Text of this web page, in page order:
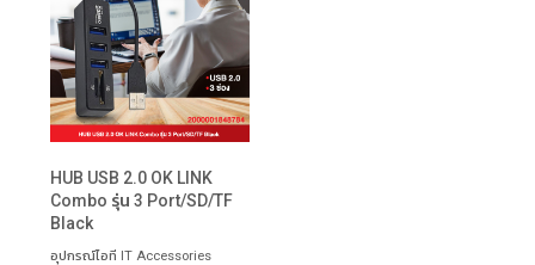
HUB USB 2.0 OK LINK
Combo รุ่น 3 Port/SD/TF
Black
อุปกรณ์ไอที IT Accessories